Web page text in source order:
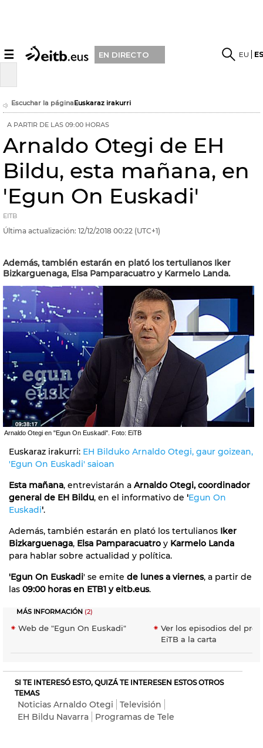
☰ EN DIRECTO EU
Escuchar la páginaEuskaraz irakurri
A PARTIR DE LAS 09:00 HORAS
Arnaldo Otegi de EH
Bildu, esta mañana, en
'Egun On Euskadi'
EITB
Última actualización: 12/12/2018 00:22 (UTC+1)
Además, también estarán en plató los tertulianos Iker
Bizkarguenaga, Elsa Pamparacuatro y Karmelo Landa.
Arnaldo Otegi en "Egun On Euskadi". Foto: EiTB
Euskaraz irakurri: EH Bilduko Arnaldo Otegi, gaur goizean,
'Egun On Euskadi' saioan
Esta mañana, entrevistarán a Arnaldo Otegi, coordinador
general de EH Bildu, en el informativo de 'Egun On
Euskadi'.
Además, también estarán en plató los tertulianos Iker
Bizkarguenaga, Elsa Pamparacuatro y Karmelo Landa
para hablar sobre actualidad y política.
'Egun On Euskadi' se emite de lunes a viernes, a partir de
las 09:00 horas en ETB1 y eitb.eus.
MÁS INFORMACIÓN (2)
Web de "Egun On Euskadi"
Ver los episodios del
EiTB a la carta
SI TE INTERESÓ ESTO, QUIZÁ TE INTERESEN ESTOS OTROS
TEMAS
Noticias Arnaldo Otegi
Televisión
EH Bildu Navarra
Programas de Tele